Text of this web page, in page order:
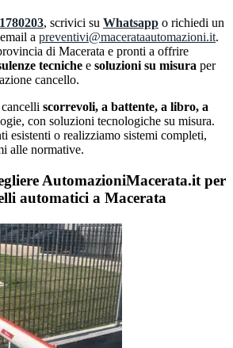
, scrivici su Whatsapp o richiedi un
a preventivi@macerataautomazioni.it.
di Macerata e pronti a offrire
tecniche e soluzioni su misura per
cancello.
scorrevoli, a battente, a libro, a
con soluzioni tecnologiche su misura.
esistenti o realizziamo sistemi completi,
alle normative.
AutomazioniMacerata.it per
automatici a Macerata